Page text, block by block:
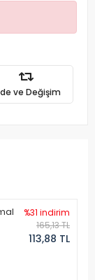
ve Değişim
%31 indirim
165,13 TL
113,88 TL